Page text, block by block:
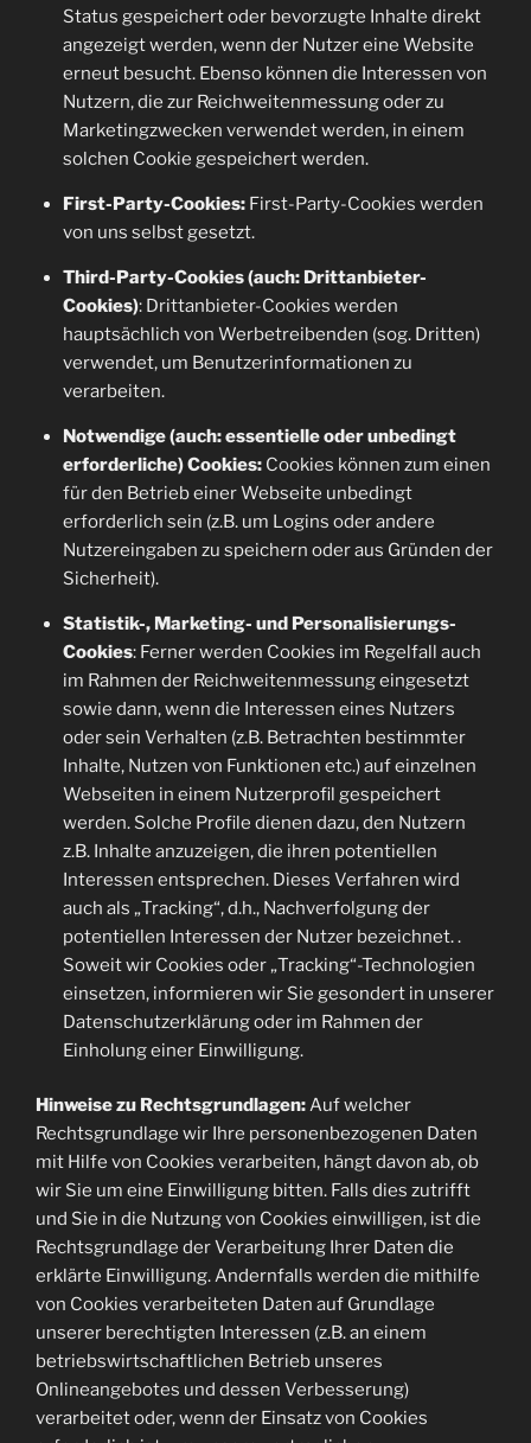
Status gespeichert oder bevorzugte Inhalte direkt
angezeigt werden, wenn der Nutzer eine Website
erneut besucht. Ebenso können die Interessen von
Nutzern, die zur Reichweitenmessung oder zu
Marketingzwecken verwendet werden, in einem
solchen Cookie gespeichert werden.
First-Party-Cookies:First-Party-Cookies werden
von uns selbst gesetzt.
Third-Party-Cookies (auch: Drittanbieter-
Cookies): Drittanbieter-Cookies werden
hauptsächlich von Werbetreibenden (sog. Dritten)
verwendet, um Benutzerinformationen zu
verarbeiten.
Notwendige (auch: essentielle oder unbedingt
erforderliche) Cookies:Cookies können zum einen
für den Betrieb einer Webseite unbedingt
erforderlich sein (z.B. um Logins oder andere
Nutzereingaben zu speichern oder aus Gründen der
Sicherheit).
Statistik-, Marketing- und Personalisierungs-
Cookies: Ferner werden Cookies im Regelfall auch
im Rahmen der Reichweitenmessung eingesetzt
sowie dann, wenn die Interessen eines Nutzers
oder sein Verhalten (z.B. Betrachten bestimmter
Inhalte, Nutzen von Funktionen etc.) auf einzelnen
Webseiten in einem Nutzerprofil gespeichert
werden. Solche Profile dienen dazu, den Nutzern
z.B. Inhalte anzuzeigen, die ihren potentiellen
Interessen entsprechen. Dieses Verfahren wird
auch als „Tracking“, d.h., Nachverfolgung der
potentiellen Interessen der Nutzer bezeichnet. .
Soweit wir Cookies oder „Tracking“-Technologien
einsetzen, informieren wir Sie gesondert in unserer
Datenschutzerklärung oder im Rahmen der
Einholung einer Einwilligung.
Hinweise zu Rechtsgrundlagen:Auf welcher
Rechtsgrundlage wir Ihre personenbezogenen Daten
mit Hilfe von Cookies verarbeiten, hängt davon ab, ob
wir Sie um eine Einwilligung bitten. Falls dies zutrifft
und Sie in die Nutzung von Cookies einwilligen, ist die
Rechtsgrundlage der Verarbeitung Ihrer Daten die
erklärte Einwilligung. Andernfalls werden die mithilfe
von Cookies verarbeiteten Daten auf Grundlage
unserer berechtigten Interessen (z.B. an einem
betriebswirtschaftlichen Betrieb unseres
Onlineangebotes und dessen Verbesserung)
verarbeitet oder, wenn der Einsatz von Cookies